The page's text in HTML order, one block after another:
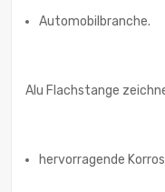
Automobilbranche.
Alu Flachstange
hervorragende